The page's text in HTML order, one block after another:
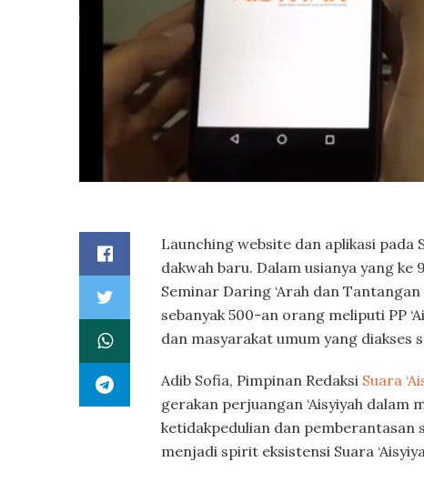
Launching website dan aplikasi pada
dakwah baru. Dalam usianya yang ke
Seminar Daring ‘Arah dan
sebanyak 500-an orang meliputi PP
dan masyarakat umum yang diakses
Adib Sofia, Pimpinan Redaksi Suara
gerakan perjuangan ‘Aisyiyah dalam
ketidakpedulian dan pemberantasan
menjadi spirit eksistensi Suara